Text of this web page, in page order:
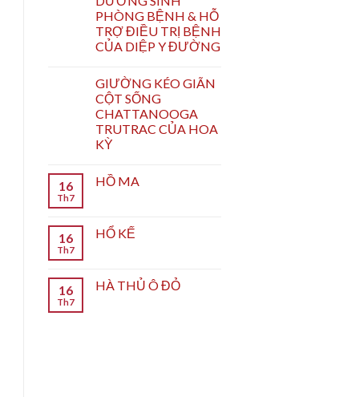
PHÒNG BỆNH & HỖ
TRỢ ĐIỀU TRỊ BỆNH
CỦA DIỆP Y ĐƯỜNG
GIƯỜNG KÉO GIÃN
CỘT SỐNG
CHATTANOOGA
TRUTRAC CỦA HOA
KỲ
16
Th7
HỒ MA
16
Th7
HỔ KẾ
16
Th7
HÀ THỦ Ô ĐỎ